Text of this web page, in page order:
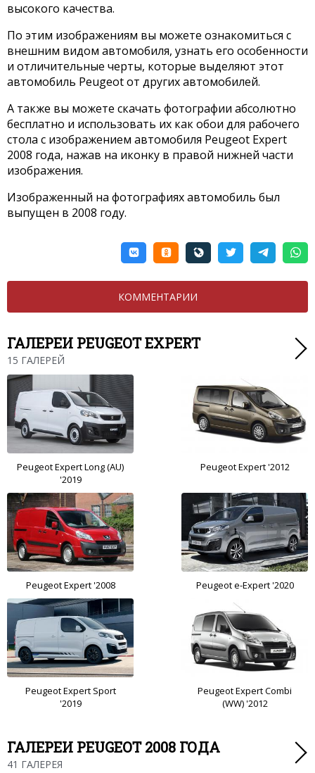
высокого качества.
По этим изображениям вы можете ознакомиться с
внешним видом автомобиля, узнать его особенности
и отличительные черты, которые выделяют этот
автомобиль Peugeot от других автомобилей.
А также вы можете скачать фотографии абсолютно
бесплатно и использовать их как обои для рабочего
стола с изображением автомобиля Peugeot Expert
2008 года, нажав на иконку в правой нижней части
изображения.
Изображенный на фотографиях автомобиль был
выпущен в 2008 году.
КОММЕНТАРИИ
ГАЛЕРЕИ PEUGEOT EXPERT
15 ГАЛЕРЕЙ
Peugeot Expert Long (AU)
'2019
Peugeot Expert '2012
Peugeot Expert '2008 Peugeot e-Expert '2020
Peugeot Expert Sport
'2019
Peugeot Expert Combi
(WW) '2012
ГАЛЕРЕИ PEUGEOT 2008 ГОДА
41 ГАЛЕРЕЯ